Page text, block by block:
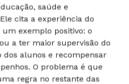
saúde e
cita a experiência do
um exemplo positivo: o
a ter maior supervisão do
dos alunos e recompensar
O problema é que
regra no restante das